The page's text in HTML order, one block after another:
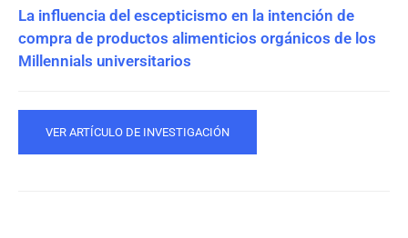
La influencia del escepticismo en la intención de
compra de productos alimenticios orgánicos de los
Millennials universitarios
VER ARTÍCULO DE INVESTIGACIÓN